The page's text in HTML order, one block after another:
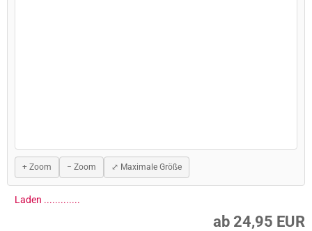
+ Zoom − Zoom ⤢ Maximale Größe
Laden ..............
ab 24,95 EUR